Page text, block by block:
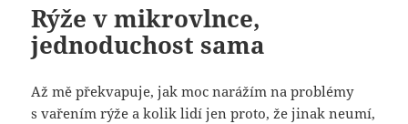
Rýže v mikrovlnce,
jednoduchost sama
Až mě překvapuje, jak moc narážím na problémy
s vařením rýže a kolik lidí jen proto, že jinak neumí,